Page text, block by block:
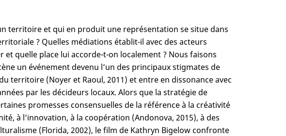
territoire et qui en produit une représentation se situe dans
? Quelles médiations établit-il avec des acteurs
quelle place lui accorde-t-on localement ? Nous faisons
un événement devenu l’un des principaux stigmates de
territoire (Noyer et Raoul, 2011) et entre en dissonance avec
par les décideurs locaux. Alors que la stratégie de
promesses consensuelles de la référence à la créativité
à l’innovation, à la coopération (Andonova, 2015), à des
(Florida, 2002), le film de Kathryn Bigelow confronte